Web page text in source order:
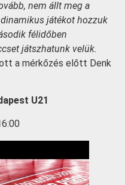
nem állt meg a
játékot hozzuk
félidőben
játszhatunk velük.
a mérkőzés előtt Denk
U21